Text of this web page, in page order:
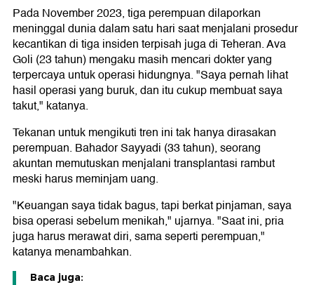
Pada November 2023, tiga perempuan dilaporkan
meninggal dunia dalam satu hari saat menjalani prosedur
kecantikan di tiga insiden terpisah juga di Teheran. Ava
Goli (23 tahun) mengaku masih mencari dokter yang
terpercaya untuk operasi hidungnya. "Saya pernah lihat
hasil operasi yang buruk, dan itu cukup membuat saya
takut," katanya.
Tekanan untuk mengikuti tren ini tak hanya dirasakan
perempuan. Bahador Sayyadi (33 tahun), seorang
akuntan memutuskan menjalani transplantasi rambut
meski harus meminjam uang.
"Keuangan saya tidak bagus, tapi berkat pinjaman, saya
bisa operasi sebelum menikah," ujarnya. "Saat ini, pria
juga harus merawat diri, sama seperti perempuan,"
katanya menambahkan.
Baca juga: